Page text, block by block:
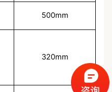
500mm
320mm